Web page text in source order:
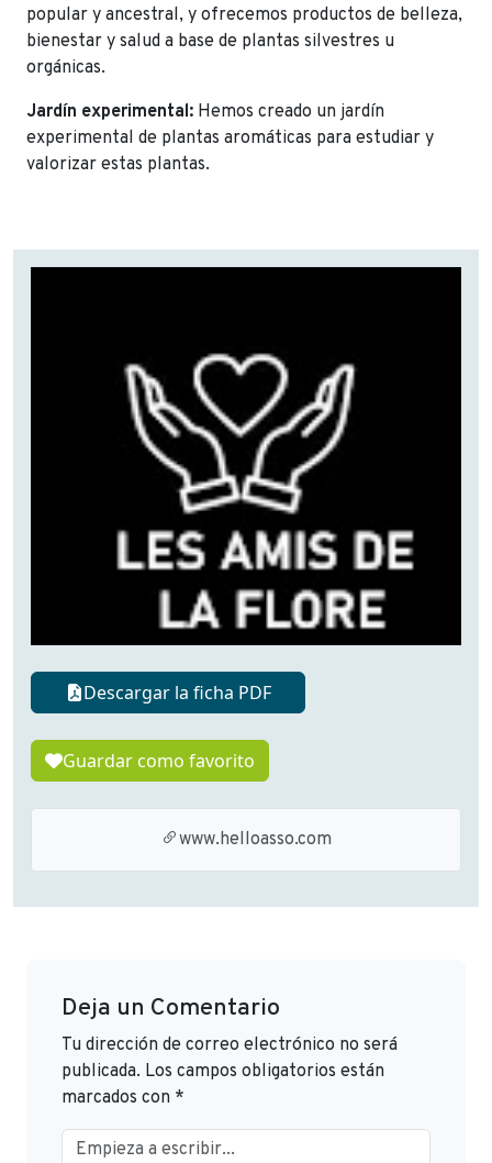
popular y ancestral, y ofrecemos productos de belleza,
bienestar y salud a base de plantas silvestres u
orgánicas.
Jardín experimental: Hemos creado un jardín
experimental de plantas aromáticas para estudiar y
valorizar estas plantas.
Descargar la ficha PDF
Guardar como favorito
www.helloasso.com
Deja un Comentario
Tu dirección de correo electrónico no será
publicada. Los campos obligatorios están
marcados con *